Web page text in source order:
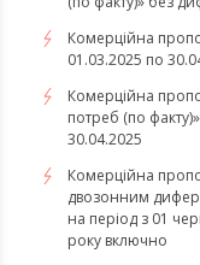
Комерційна
01.03.2025 по
Комерційна
потреб (по
30.04.2025
Комерційна
двозонним
на період з 01
року включно